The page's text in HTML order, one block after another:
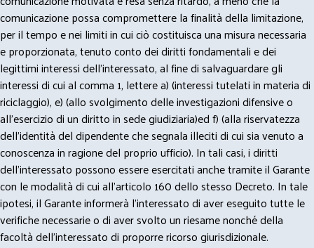
comunicazione possa compromettere la finalità della limitazione,
per il tempo e nei limiti in cui ciò costituisca una misura necessaria
e proporzionata, tenuto conto dei diritti fondamentali e dei
legittimi interessi dell’interessato, al fine di salvaguardare gli
interessi di cui al comma 1, lettere a) (interessi tutelati in materia di
riciclaggio), e) (allo svolgimento delle investigazioni difensive o
all’esercizio di un diritto in sede giudiziaria)ed f) (alla riservatezza
dell’identità del dipendente che segnala illeciti di cui sia venuto a
conoscenza in ragione del proprio ufficio). In tali casi, i diritti
dell’interessato possono essere esercitati anche tramite il Garante
con le modalità di cui all’articolo 160 dello stesso Decreto. In tale
ipotesi, il Garante informerà l’interessato di aver eseguito tutte le
verifiche necessarie o di aver svolto un riesame nonché della
facoltà dell’interessato di proporre ricorso giurisdizionale.